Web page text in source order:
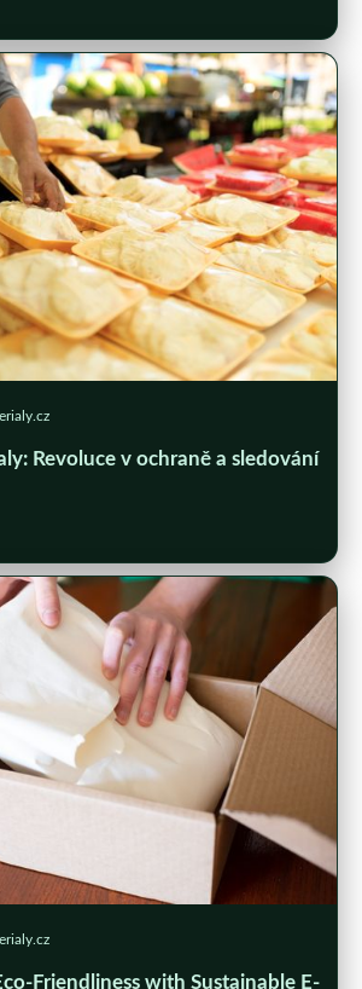
Revoluce v ochraně a sledování
Friendliness with Sustainable E-